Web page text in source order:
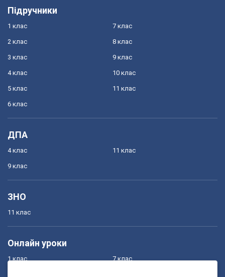
Підручники
1 клас
2 клас
3 клас
4 клас
5 клас
6 клас
7 клас
8 клас
9 клас
10 клас
11 клас
ДПА
4 клас
9 клас
11 клас
ЗНО
11 клас
Онлайн уроки
1 клас 7 клас